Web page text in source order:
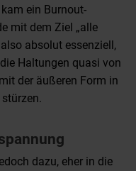
ein Burnout-
mit dem Ziel „alle
absolut essenziell,
Haltungen quasi von
der äußeren Form in
dazu, eher in die